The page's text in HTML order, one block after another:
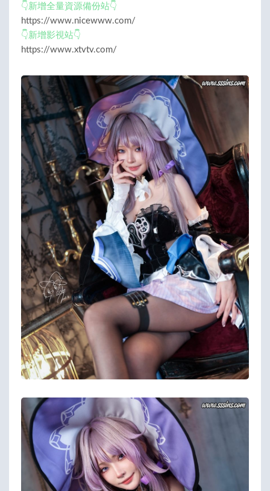
👇新增全量資源備份站👇
https://www.nicewww.com/
👇新增影視站👇
https://www.xtvtv.com/